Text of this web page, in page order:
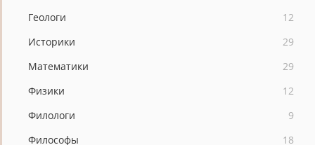
Геологи
12
Историки
29
Математики
29
Физики
12
Филологи
9
Философы
18